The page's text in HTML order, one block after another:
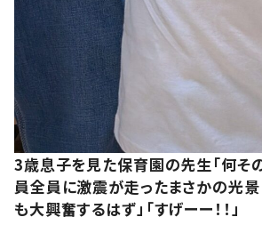
3歳息子を見た保育園の先生「何そ
員全員に激震が走ったまさかの光
も大興奮するはず」「すげーー！！」